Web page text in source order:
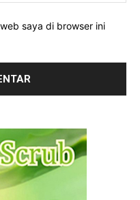
saya di browser ini